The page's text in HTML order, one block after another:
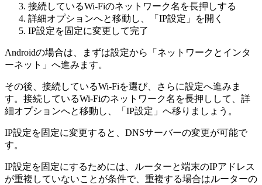
接続しているWi-Fiのネットワーク名を長押しする
詳細オプションへと移動し、「IP設定」を開く
IP設定を固定に変更して完了
Androidの場合は、まずは設定から「ネットワークとインタ
ーネット」へ進みます。
その後、接続しているWi-Fiを選び、さらに設定へ進みま
す。接続しているWi-Fiのネットワーク名を長押しして、詳
細オプションへと移動し、「IP設定」へ移りましょう。
IP設定を固定に変更すると、DNSサーバーの変更が可能で
す。
IP設定を固定にするためには、ルーターと端末のIPアドレス
が重複していないことが条件で、重複する場合はルーターの